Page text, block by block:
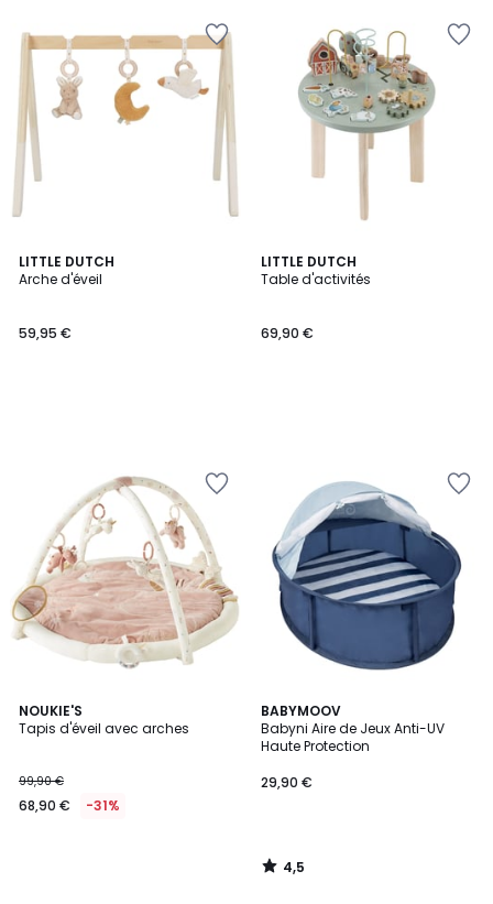
LITTLE DUTCH
Arche d'éveil
59,95 €
LITTLE DUTCH
Table d'activités
69,90 €
NOUKIE'S
Tapis d'éveil avec arches
99,90 €
68,90 € -31%
BABYMOOV
Babyni Aire de Jeux Anti-UV
Haute Protection
29,90 €
4,5
/ 5
4,5
/